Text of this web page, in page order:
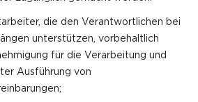
die den Verantwortlichen bei
unterstützen, vorbehaltlich
für die Verarbeitung und
Ausführung von